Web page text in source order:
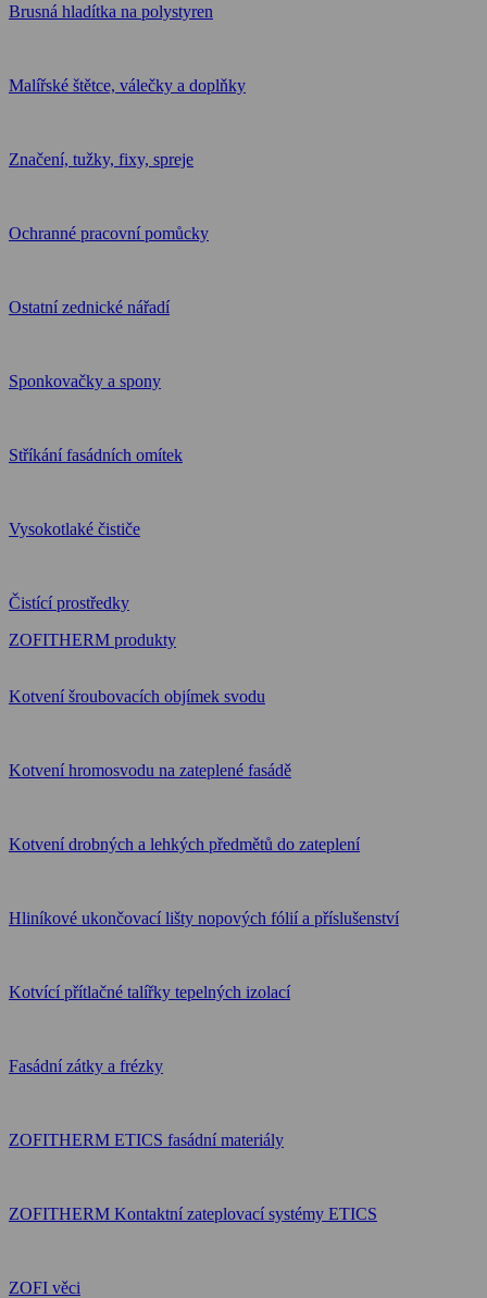
Brusná hladítka na polystyren
Malířské štětce, válečky a doplňky
Značení, tužky, fixy, spreje
Ochranné pracovní pomůcky
Ostatní zednické nářadí
Sponkovačky a spony
Stříkání fasádních omítek
Vysokotlaké čističe
Čistící prostředky
ZOFITHERM produkty
Kotvení šroubovacích objímek svodu
Kotvení hromosvodu na zateplené fasádě
Kotvení drobných a lehkých předmětů do zateplení
Hliníkové ukončovací lišty nopových fólií a příslušenství
Kotvící přítlačné talířky tepelných izolací
Fasádní zátky a frézky
ZOFITHERM ETICS fasádní materiály
ZOFITHERM Kontaktní zateplovací systémy ETICS
ZOFI věci